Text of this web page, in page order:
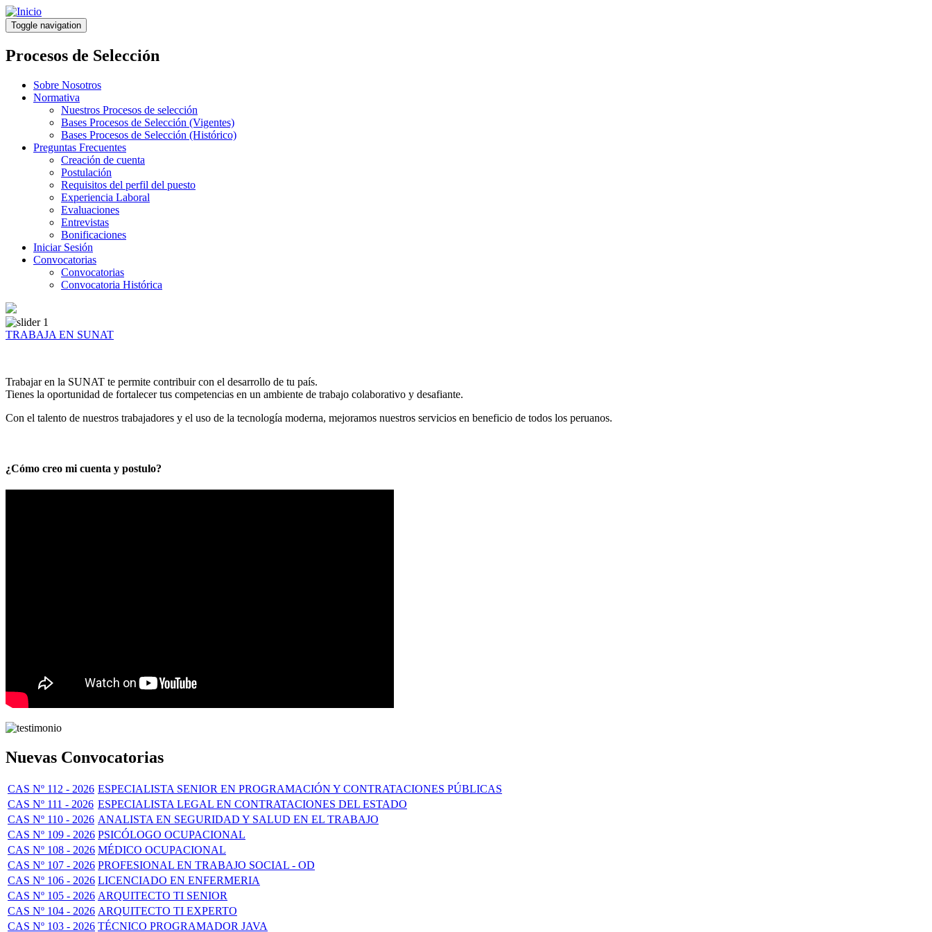
Pasar
al
contenido
principal
Toggle navigation
Procesos de Selección
Sobre Nosotros
Normativa
Nuestros Procesos de selección
Bases Procesos de Selección (Vigentes)
Bases Procesos de Selección (Histórico)
Preguntas Frecuentes
Creación de cuenta
Postulación
Requisitos del perfil del puesto
Experiencia Laboral
Evaluaciones
Entrevistas
Bonificaciones
Iniciar Sesión
Convocatorias
Convocatorias
Convocatoria Histórica
TRABAJA EN SUNAT
Trabajar en la SUNAT te permite contribuir con el desarrollo de tu país.
Tienes la oportunidad de fortalecer tus competencias en un ambiente de trabajo colaborativo y desafiante.
Con el talento de nuestros trabajadores y el uso de la tecnología moderna, mejoramos nuestros servicios en beneficio de todos los peruanos.
¿Cómo creo mi cuenta y postulo?
Nuevas Convocatorias
CAS Nº 112 - 2026 ESPECIALISTA SENIOR EN PROGRAMACIÓN Y CONTRATACIONES PÚBLICAS
CAS Nº 111 - 2026 ESPECIALISTA LEGAL EN CONTRATACIONES DEL ESTADO
CAS Nº 110 - 2026 ANALISTA EN SEGURIDAD Y SALUD EN EL TRABAJO
CAS Nº 109 - 2026 PSICÓLOGO OCUPACIONAL
CAS Nº 108 - 2026 MÉDICO OCUPACIONAL
CAS Nº 107 - 2026 PROFESIONAL EN TRABAJO SOCIAL - OD
CAS Nº 106 - 2026 LICENCIADO EN ENFERMERIA
CAS Nº 105 - 2026 ARQUITECTO TI SENIOR
CAS Nº 104 - 2026 ARQUITECTO TI EXPERTO
CAS Nº 103 - 2026 TÉCNICO PROGRAMADOR JAVA